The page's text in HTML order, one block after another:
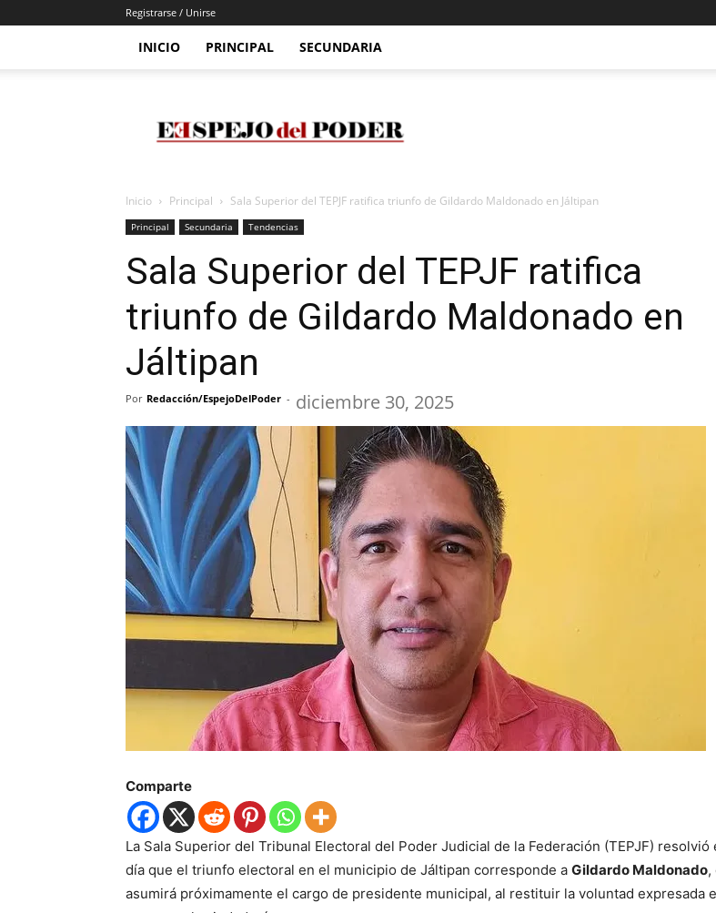
Registrarse / Unirse
INICIO PRINCIPAL SECUNDARIA
Del
Poder
Inicio Principal Sala Superior del TEPJF ratifica triunfo de Gildardo Maldonado en Jáltipan
Principal Secundaria Tendencias
Sala Superior del TEPJF ratifica
triunfo de Gildardo Maldonado en
Jáltipan
Por Redacción/EspejoDelPoder - diciembre 30, 2025
Comparte
La Sala Superior del Tribunal Electoral del Poder Judicial de la Federación (TEPJF) resolvió
día que el triunfo electoral en el municipio de Jáltipan corresponde a Gildardo Maldonado,
asumirá próximamente el cargo de presidente municipal, al restituir la voluntad expresada